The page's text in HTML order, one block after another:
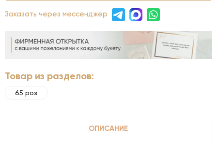
Заказать через мессенджер
Товар из разделов:
65 роз
ОПИСАНИЕ